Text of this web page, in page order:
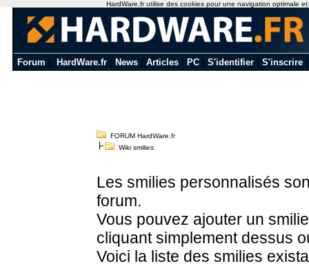
Forum HardWare.fr News Articles PC S'identifier S'inscrire
FORUM HardWare.fr
Wiki smilies
Les smilies personnalisés
forum.
Vous pouvez ajouter un
cliquant simplement dessus
Voici la liste des smilies
HardWare.fr utilise des cookies pour une navigation optimale